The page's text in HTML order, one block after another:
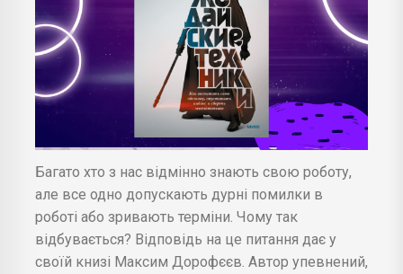
Багато хто з нас відмінно знають свою роботу,
але все одно допускають дурні помилки в
роботі або зривають терміни. Чому так
відбувається? Відповідь на це питання дає у
своїй книзі Максим Дорофєєв. Автор упевнений,